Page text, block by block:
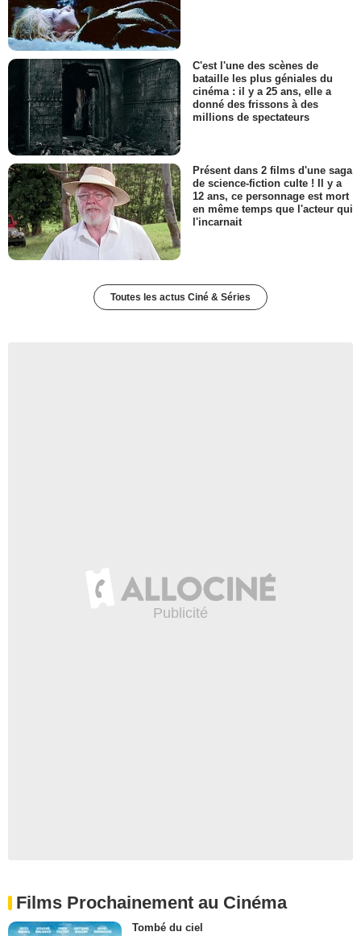
C'est l'une des scènes de
bataille les plus géniales du
cinéma : il y a 25 ans, elle a
donné des frissons à des
millions de spectateurs
Présent dans 2 films d'une saga
de science-fiction culte ! Il y a
12 ans, ce personnage est mort
en même temps que l'acteur qui
l'incarnait
Toutes les actus Ciné & Séries
Films Prochainement au Cinéma
Tombé du ciel